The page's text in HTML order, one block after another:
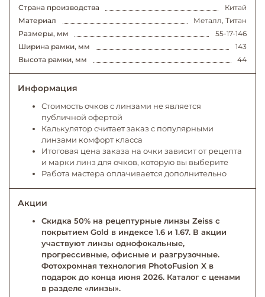
Страна производства
Китай
Материал
Металл, Титан
Размеры, мм
55-17-146
Ширина рамки, мм
143
Высота рамки, мм
44
Информация
Стоимость очков с линзами не является
публичной офертой
Калькулятор считает заказ с популярными
линзами комфорт класса
Итоговая цена заказа на очки зависит от рецепта
и марки линз для очков, которую вы выберите
Работа мастера оплачивается дополнительно
Акции
Скидка 50% на рецептурные линзы Zeiss с
покрытием Gold в индексе 1.6 и 1.67. В акции
участвуют линзы однофокальные,
прогрессивные, офисные и разгрузочные.
Фотохромная технология PhotoFusion X в
подарок до конца июня 2026. Каталог с ценами
в разделе «линзы».